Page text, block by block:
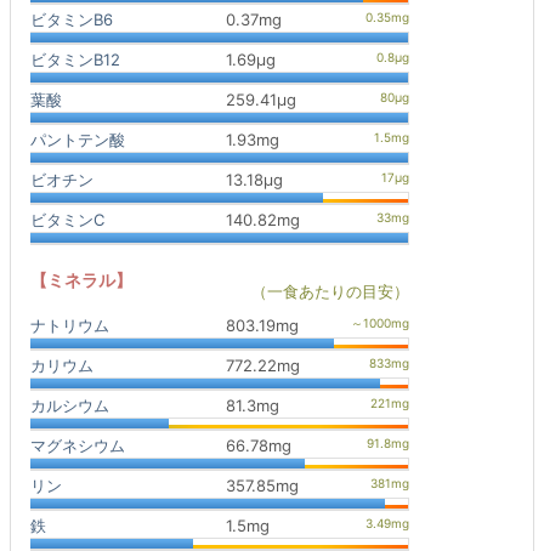
ビタミンB6 0.37mg
ビタミンB12 1.69μg
葉酸 259.41μg
パントテン酸 1.93mg
ビオチン 13.18μg
ビタミンC 140.82mg
【ミネラル】
（一食あたりの目安）
ナトリウム
803.19mg
カリウム 772.22mg
カルシウム 81.3mg
マグネシウム 66.78mg
リン 357.85mg
鉄 1.5mg